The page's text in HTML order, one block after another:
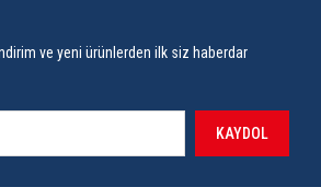
ve yeni ürünlerden ilk siz haberdar
KAYDOL